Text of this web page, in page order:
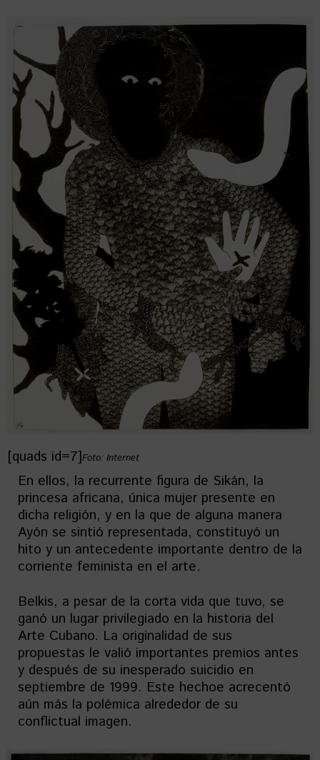
[quads id=7]Foto: Internet
En ellos, la recurrente figura de Sikán, la
princesa africana, única mujer presente en
dicha religión, y en la que de alguna manera
Ayón se sintió representada, constituyó un
hito y un antecedente importante dentro de la
corriente feminista en el arte.
Belkis, a pesar de la corta vida que tuvo, se
ganó un lugar privilegiado en la historia del
Arte Cubano. La originalidad de sus
propuestas le valió importantes premios antes
y después de su inesperado suicidio en
septiembre de 1999. Este hechoe acrecentó
aún más la polémica alrededor de su
conflictual imagen.